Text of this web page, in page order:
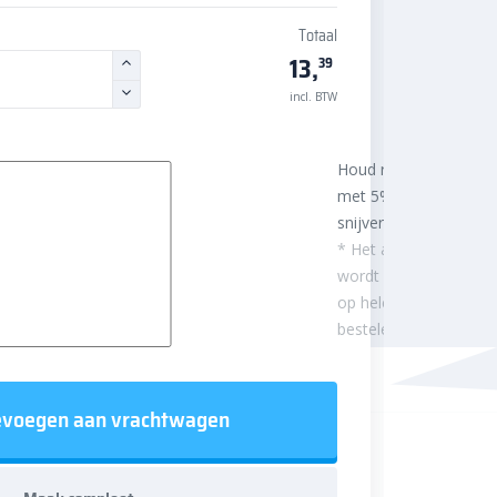
Totaal
13,39
incl. BTW
Houd rekening
met 5%
snijverlies
* Het aantal m²
wordt afgerond
op hele
besteleenheden.
aan vrachtwagen